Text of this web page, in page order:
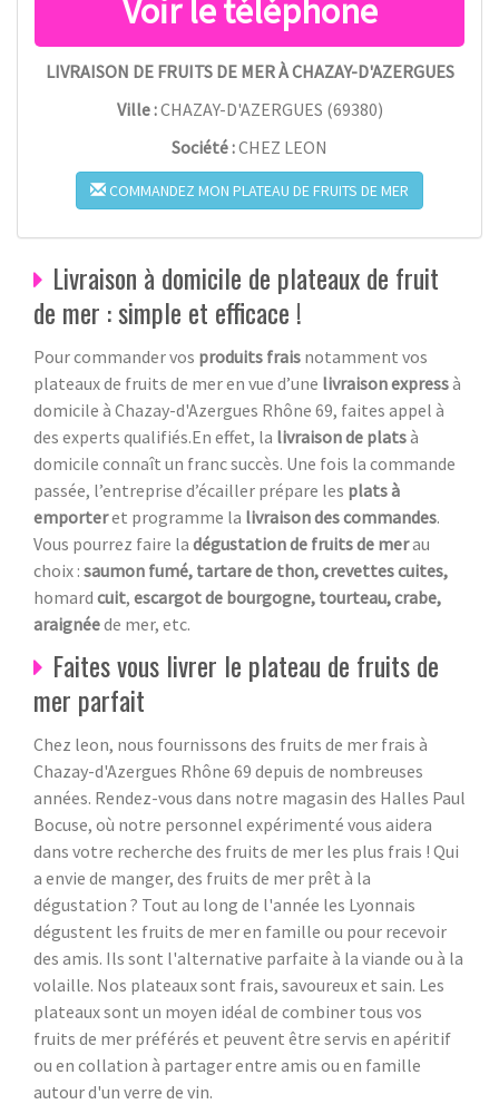
LIVRAISON DE FRUITS DE MER À CHAZAY-D'AZERGUES
Ville :CHAZAY-D'AZERGUES (69380)
Société :CHEZ LEON
COMMANDEZ MON PLATEAU DE FRUITS DE MER
Livraison à domicile de plateaux de fruit
de mer : simple et efficace !
Pour commander vos produits frais notamment vos
plateaux de fruits de mer en vue d’une livraison expressà
domicile à Chazay-d'Azergues Rhône 69, faites appel à
des experts qualifiés.En effet, la livraison de platsà
domicile connaît un franc succès. Une fois la commande
passée, l’entreprise d’écailler prépare les plats à
emporteret programme la livraison des commandes.
Vous pourrez faire la dégustation de fruits de merau
choix : saumon fumé, tartare de thon, crevettes cuites,
homard cuit, escargot de bourgogne, tourteau, crabe,
araignéede mer, etc.
Faites vous livrer le plateau de fruits de
mer parfait
Chez leon, nous fournissons des fruits de mer frais à
Chazay-d'Azergues Rhône 69 depuis de nombreuses
années. Rendez-vous dans notre magasin des Halles Paul
Bocuse, où notre personnel expérimenté vous aidera
dans votre recherche des fruits de mer les plus frais ! Qui
a envie de manger, des fruits de mer prêt à la
dégustation ? Tout au long de l'année les Lyonnais
dégustent les fruits de mer en famille ou pour recevoir
des amis. Ils sont l'alternative parfaite à la viande ou à la
volaille. Nos plateaux sont frais, savoureux et sain. Les
plateaux sont un moyen idéal de combiner tous vos
fruits de mer préférés et peuvent être servis en apéritif
ou en collation à partager entre amis ou en famille
autour d'un verre de vin.